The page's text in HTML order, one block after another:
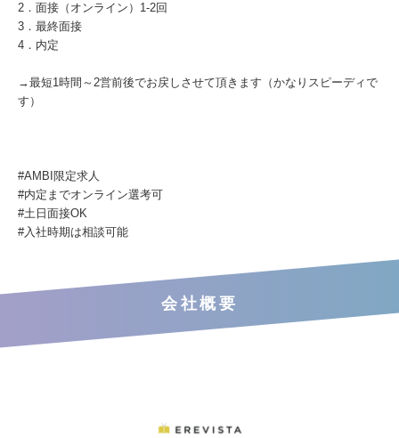
2．面接（オンライン）1-2回
3．最終面接
4．内定
→最短1時間～2営前後でお戻しさせて頂きます（かなりスピーディで
す）
#AMBI限定求⼈
#内定までオンライン選考可
#⼟⽇⾯接OK
#⼊社時期は相談可能
会社概要